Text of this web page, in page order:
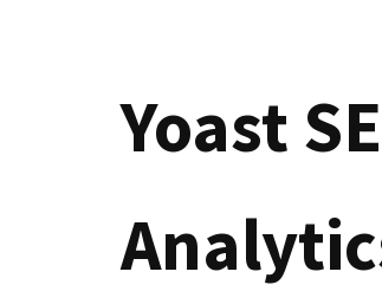
Yoast